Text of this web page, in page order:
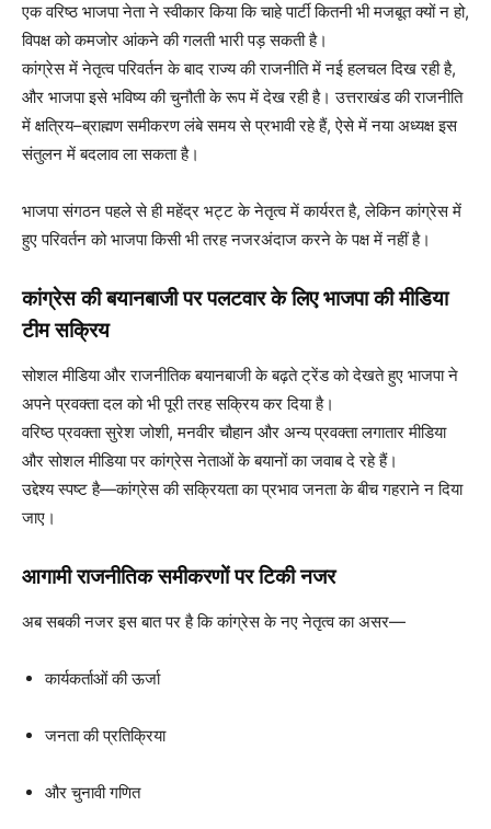
एक वरिष्ठ भाजपा नेता ने स्वीकार किया कि चाहे पार्टी कितनी भी मजबूत क्यों न हो,
विपक्ष को कमजोर आंकने की गलती भारी पड़ सकती है।
कांग्रेस में नेतृत्व परिवर्तन के बाद राज्य की राजनीति में नई हलचल दिख रही है,
और भाजपा इसे भविष्य की चुनौती के रूप में देख रही है। उत्तराखंड की राजनीति
में क्षत्रिय–ब्राह्मण समीकरण लंबे समय से प्रभावी रहे हैं, ऐसे में नया अध्यक्ष इस
संतुलन में बदलाव ला सकता है।
भाजपा संगठन पहले से ही महेंद्र भट्ट के नेतृत्व में कार्यरत है, लेकिन कांग्रेस में
हुए परिवर्तन को भाजपा किसी भी तरह नजरअंदाज करने के पक्ष में नहीं है।
कांग्रेस की बयानबाजी पर पलटवार के लिए भाजपा की मीडिया
टीम सक्रिय
सोशल मीडिया और राजनीतिक बयानबाजी के बढ़ते ट्रेंड को देखते हुए भाजपा ने
अपने प्रवक्ता दल को भी पूरी तरह सक्रिय कर दिया है।
वरिष्ठ प्रवक्ता सुरेश जोशी, मनवीर चौहान और अन्य प्रवक्ता लगातार मीडिया
और सोशल मीडिया पर कांग्रेस नेताओं के बयानों का जवाब दे रहे हैं।
उद्देश्य स्पष्ट है—कांग्रेस की सक्रियता का प्रभाव जनता के बीच गहराने न दिया
जाए।
आगामी राजनीतिक समीकरणों पर टिकी नजर
अब सबकी नजर इस बात पर है कि कांग्रेस के नए नेतृत्व का असर—
कार्यकर्ताओं की ऊर्जा
जनता की प्रतिक्रिया
और चुनावी गणित